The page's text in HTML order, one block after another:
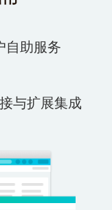
自助服务
与扩展集成